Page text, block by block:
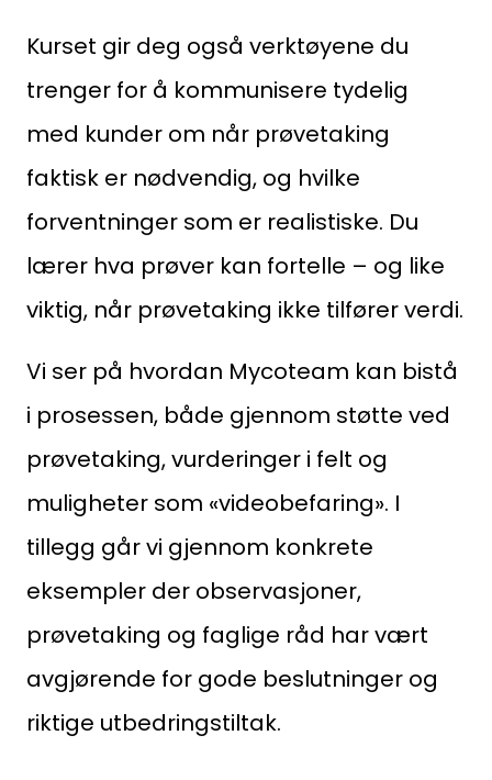
Medlemskap
Kurs og konferanser
Kompetanse
Forbruker
Aktuelt
Om Norsk takst
Bli medlem
Logg inn
Kontakt oss
Kontaktinformasjon:
Kurset gir deg også verktøyene du
trenger for å kommunisere tydelig
med kunder om når prøvetaking
faktisk er nødvendig, og hvilke
forventninger som er realistiske. Du
lærer hva prøver kan fortelle – og like
viktig, når prøvetaking ikke tilfører verdi.
Vi ser på hvordan Mycoteam kan bistå
i prosessen, både gjennom støtte ved
prøvetaking, vurderinger i felt og
muligheter som «videobefaring». I
tillegg går vi gjennom konkrete
eksempler der observasjoner,
prøvetaking og faglige råd har vært
avgjørende for gode beslutninger og
riktige utbedringstiltak.